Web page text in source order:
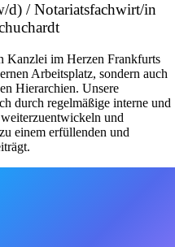
d) / Notariatsfachwirt/in
Kanzlei im Herzen Frankfurts
Arbeitsplatz, sondern auch
Hierarchien. Unsere
durch regelmäßige interne und
und
einem erfüllenden und